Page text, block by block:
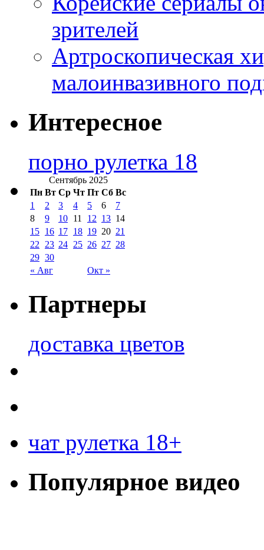
зрителей
Артроскопическая
малоинвазивного
Интересное
порно рулетка 18
Сентябрь 2025
Пн Вт Ср Чт Пт Сб Вс
« Авг Окт »
1 2 3 4 5 6
7
8
9 10 11 12 13 14
15 16 17 18 19 20 21
22
23 24 25 26 27 28
29 30
Партнеры
доставка цветов
чат рулетка 18+
Популярное видео